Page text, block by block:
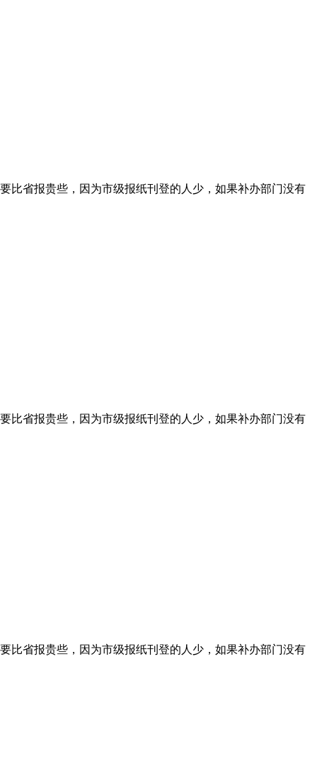
比省报贵些，因为市级报纸刊登的人少，如果补办部门没有
比省报贵些，因为市级报纸刊登的人少，如果补办部门没有
比省报贵些，因为市级报纸刊登的人少，如果补办部门没有